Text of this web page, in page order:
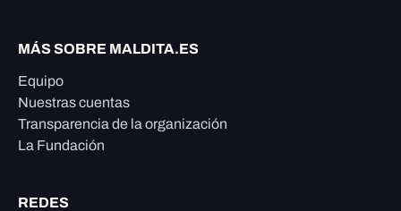
MÁS SOBRE MALDITA.ES
Equipo
Nuestras cuentas
Transparencia de la organización
La Fundación
REDES